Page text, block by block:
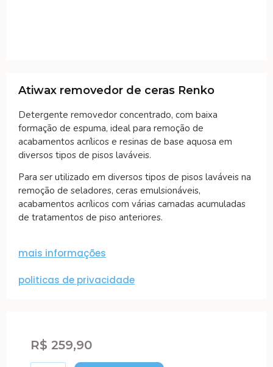
Atiwax removedor de ceras Renko
Detergente removedor concentrado, com baixa
formação de espuma, ideal para remoção de
acabamentos acrílicos e resinas de base aquosa em
diversos tipos de pisos laváveis.
Para ser utilizado em diversos tipos de pisos laváveis na
remoção de seladores, ceras emulsionáveis,
acabamentos acrílicos com várias camadas acumuladas
de tratamentos de piso anteriores.
mais informações
politicas de privacidade
R$ 259,90